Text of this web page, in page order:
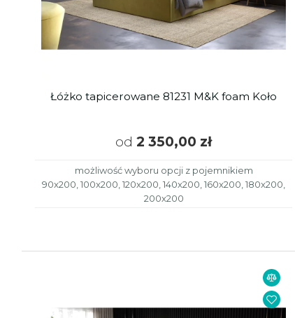
Łóżko tapicerowane 81231 M&K foam Koło
od 2 350,00 zł
możliwość wyboru opcji z pojemnikiem
90x200, 100x200, 120x200, 140x200, 160x200, 180x200,
200x200